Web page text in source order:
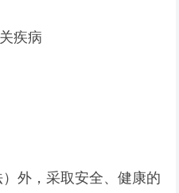
疾病
外，采取安全、健康的